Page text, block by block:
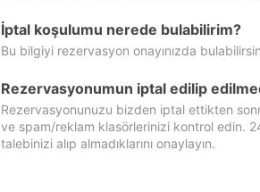
İptal koşulumu nerede bulabilirim?
Bu bilgiyi rezervasyon onayınızda
Rezervasyonumun iptal edilip
Rezervasyonunuzu bizden iptal ettikten
ve spam/reklam klasörlerinizi kontrol edin.
talebinizi alıp almadıklarını onaylayın.